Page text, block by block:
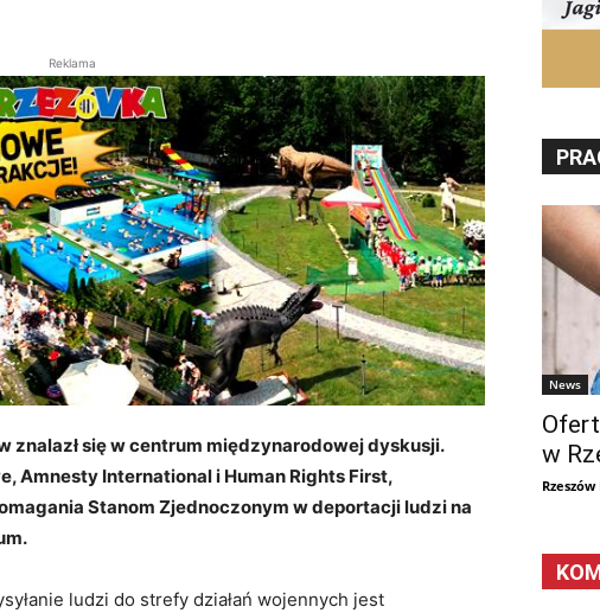
Reklama
znalazł się w centrum międzynarodowej dyskusji.
Amnesty International i Human Rights First,
Stanom Zjednoczonym w deportacji ludzi na
ludzi do strefy działań wojennych jest
News
w